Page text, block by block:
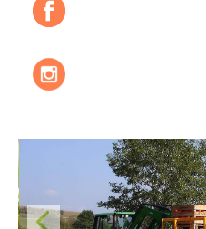
La ferme
Les valeurs
Où nous trouver ?
Les recettes
Contact